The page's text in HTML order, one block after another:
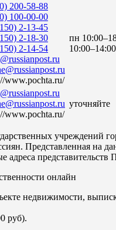
200-58-88
100-00-00
2-13-45
2-18-30
2-14-54
www.pochta.ru/
пн
10:00–14:00
www.pochta.ru/
уточняйте
учреждений
Представленная
адреса
онлайн
недвижимости,
руб).